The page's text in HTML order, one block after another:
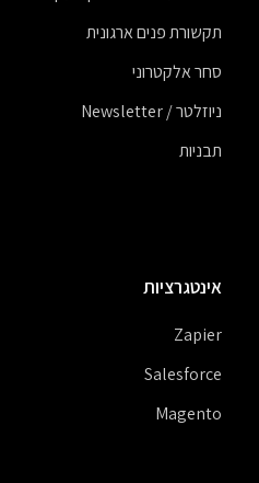
תקשורת פנים ארגונית
סחר אלקטרוני
ניוזלטר / Newsletter
תבניות
אינטגרציות
Zapier
Salesforce
Magento